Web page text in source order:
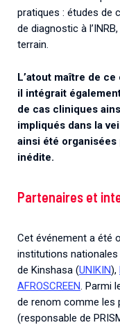
pratiques : études de
de diagnostic à
terrain.
L’atout maître de
il intégrait
de cas cliniques
impliqués dans la
ainsi été
inédite.
Partenaires et
Cet événement a été
institutions
de Kinshasa (UNIKIN),
AFROSCREEN . Parmi
de renom comme les
(responsable de